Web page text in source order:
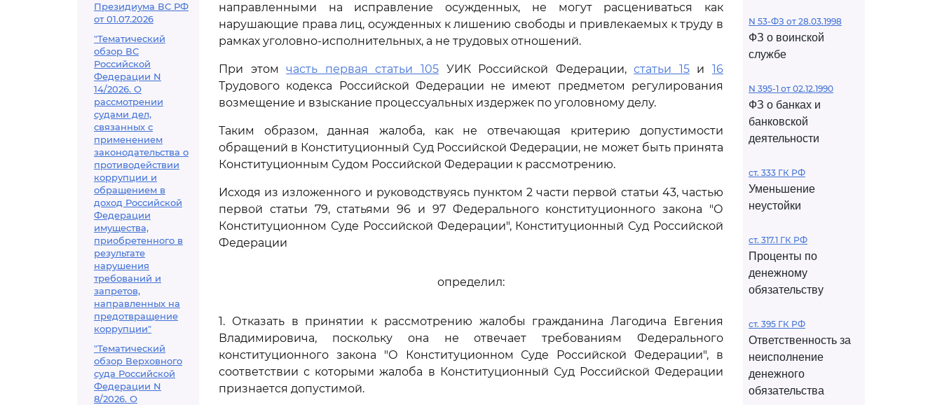
Президиума ВС РФ
от 01.07.2026
"Тематический
обзор ВС
Российской
Федерации N
14/2026. О
рассмотрении
судами дел,
связанных с
применением
законодательства о
противодействии
коррупции и
обращением в
доход Российской
Федерации
имущества,
приобретенного в
результате
нарушения
требований и
запретов,
направленных на
предотвращение
коррупции"
"Тематический
обзор Верховного
суда Российской
Федерации N
8/2026. О
направленными на исправление осужденных, не могут расцениваться как
нарушающие права лиц, осужденных к лишению свободы и привлекаемых к труду в
рамках уголовно-исполнительных, а не трудовых отношений.
При этомчасть первая статьи 105УИК Российской Федерации,статьи 15и16
Трудового кодекса Российской Федерации не имеют предметом регулирования
возмещение и взыскание процессуальных издержек по уголовному делу.
Таким образом, данная жалоба, как не отвечающая критерию допустимости
обращений в Конституционный Суд Российской Федерации, не может быть принята
Конституционным Судом Российской Федерации к рассмотрению.
Исходя из изложенного и руководствуясь пунктом 2 части первой статьи 43, частью
первой статьи 79, статьями 96 и 97 Федерального конституционного закона "О
Конституционном Суде Российской Федерации", Конституционный Суд Российской
Федерации
определил:
1. Отказать в принятии к рассмотрению жалобы гражданина Лагодича Евгения
Владимировича, поскольку она не отвечает требованиям Федерального
конституционного закона "О Конституционном Суде Российской Федерации", в
соответствии с которыми жалоба в Конституционный Суд Российской Федерации
признается допустимой.
N 53-ФЗ от 28.03.1998
ФЗ о воинской
службе
N 395-1 от 02.12.1990
ФЗ о банках и
банковской
деятельности
ст. 333 ГК РФ
Уменьшение
неустойки
ст. 317.1 ГК РФ
Проценты по
денежному
обязательству
ст. 395 ГК РФ
Ответственность за
неисполнение
денежного
обязательства